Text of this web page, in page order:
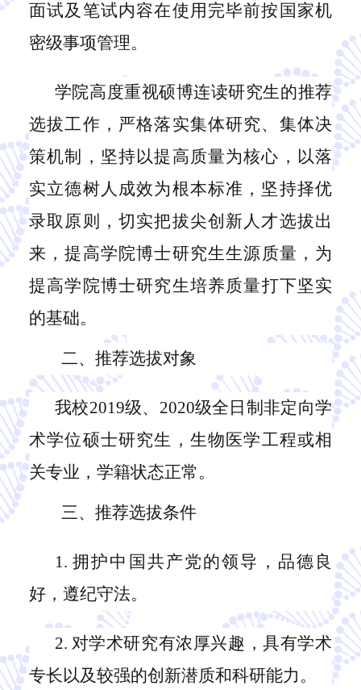
面试及笔试内容在使用完毕前按国家机
密级事项管理。
学院高度重视硕博连读研究生的推荐
选拔工作，严格落实集体研究、集体决
策机制，坚持以提高质量为核心，以落
实立德树人成效为根本标准，坚持择优
录取原则，切实把拔尖创新人才选拔出
来，提高学院博士研究生生源质量，为
提高学院博士研究生培养质量打下坚实
的基础。
二、推荐选拔对象
我校2019级、2020级全日制非定向学
术学位硕士研究生， 生物医学工程或相
关专业，学籍状态正常。
三、推荐选拔条件
1. 拥护中国共产党的领导，品德良
好，遵纪守法。
2. 对学术研究有浓厚兴趣，具有学术
专长以及较强的创新潜质和科研能力。